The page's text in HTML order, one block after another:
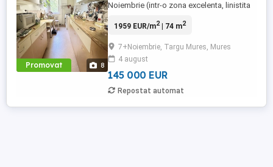
Promovat 8
Noiembrie (intr-o zona excelenta, linistita
UMFST si de toate punctele de interes),
bucatarie, doua bai, living, doua
dormitoare, camara, debara si balcon.
Imobilul se incadreaza in clasa ...
1959 EUR/m2| 74 m2
7+Noiembrie, Targu Mures, Mures
4 august
145 000 EUR
Repostat automat